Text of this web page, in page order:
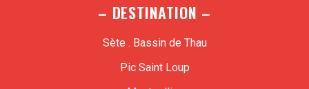
– DESTINATION –
Sète . Bassin de Thau
Pic Saint Loup